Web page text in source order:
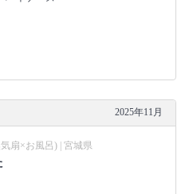
2025年11月
扇×お風呂) | 宮城県